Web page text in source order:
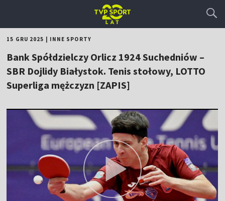
15 GRU 2025 INNE SPORTY
Bank Spółdzielczy Orlicz 1924 Suchedniów –
SBR Dojlidy Białystok. Tenis stołowy, LOTTO
Superliga mężczyzn [ZAPIS]